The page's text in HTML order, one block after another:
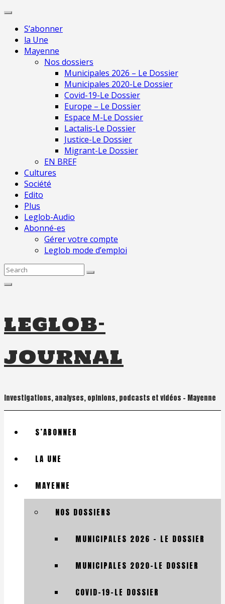
Skip
contentS’abonner
la Une
Mayenne
Nos dossiers
Municipales 2026 – Le Dossier
Municipales 2020-Le Dossier
Covid-19-Le Dossier
Europe – Le Dossier
Espace M-Le Dossier
Lactalis-Le Dossier
Justice-Le Dossier
Migrant-Le Dossier
EN BREF
Cultures
Société
Edito
Plus
Leglob-Audio
Abonné-es
Gérer votre compte
Leglob mode d’emploi
Search
leglob-
journal
Investigations, analyses, opinions, podcasts et vidéos – Mayenne
S’ABONNER
LA UNE
MAYENNE
NOS DOSSIERS
MUNICIPALES 2026 – LE DOSSIER
MUNICIPALES 2020-LE DOSSIER
COVID-19-LE DOSSIER